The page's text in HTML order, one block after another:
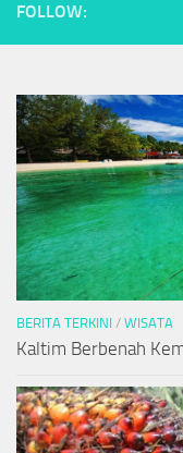
FOLLOW:
BERITA TERKINI / WISATA
Kaltim Berbenah